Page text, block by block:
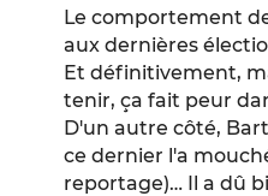
Le comportement
aux dernières
Et définitivement,
tenir, ça fait peur
D'un autre côté,
ce dernier l'a
reportage)… Il a dû